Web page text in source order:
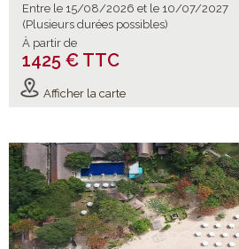
Entre le 15/08/2026 et le 10/07/2027
(Plusieurs durées possibles)
À partir de
1425 € TTC
Afficher la carte